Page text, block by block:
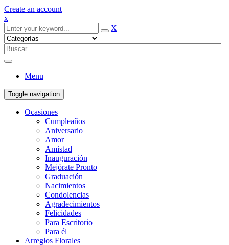
Create an account
x
X
Menu
Toggle navigation
Ocasiones
Cumpleaños
Aniversario
Amor
Amistad
Inauguración
Mejórate Pronto
Graduación
Nacimientos
Condolencias
Agradecimientos
Felicidades
Para Escritorio
Para él
Arreglos Florales